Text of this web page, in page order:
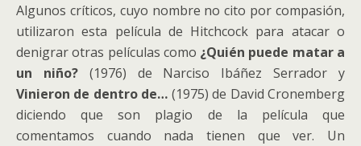
Algunos críticos, cuyo nombre no cito por compasión,
utilizaron esta película de Hitchcock para atacar o
denigrar otras películas como ¿Quién puede matar a
un niño?(1976) de Narciso Ibáñez Serrador y
Vinieron de dentro de… (1975) de David Cronemberg
diciendo que son plagio de la película que
comentamos cuando nada tienen que ver. Un